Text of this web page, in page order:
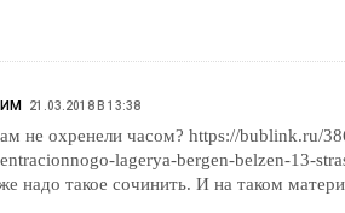
21.03.2018 В 13:38
не охренели часом? https://bublink.ru/
lagerya-bergen-belzen-13-
надо такое сочинить. И на таком